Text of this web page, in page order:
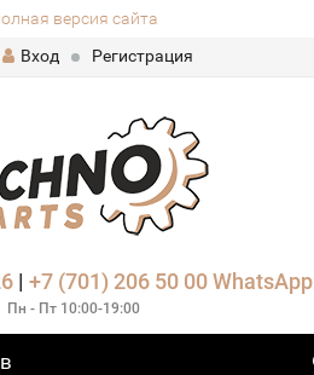
версия сайта
Вход
Регистрация
| +7 (701) 206 50 00 WhatsApp
Пн - Пт 10:00-19:00